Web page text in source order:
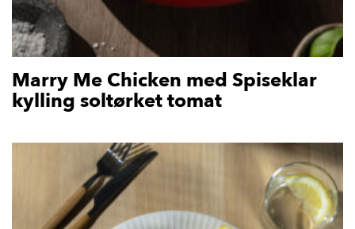
Marry Me Chicken med Spiseklar
kylling soltørket tomat